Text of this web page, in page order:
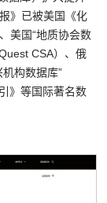
》已被美国《化
美国“地质协会数
CSA）、俄
构数据库”
》等国际著名数